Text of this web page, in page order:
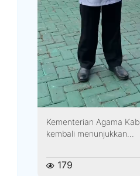
Kementerian Agama
kembali menunjukkan...
179